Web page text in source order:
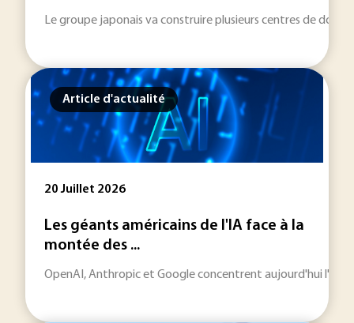
Le groupe japonais va construire plusieurs centres de
Article d'actualité
20 Juillet 2026
Les géants américains de l'IA face à la
montée des ...
OpenAI, Anthropic et Google concentrent aujourd'hui